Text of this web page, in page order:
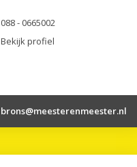
088 - 0665002
Bekijk profiel
brons@meesterenmeester.nl